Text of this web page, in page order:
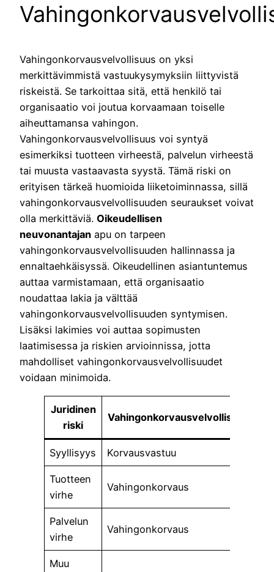
Vahingonkorvausvelvollisuus on yksi
merkittävimmistä vastuukysymyksiin liittyvistä
riskeistä. Se tarkoittaa sitä, että henkilö tai
organisaatio voi joutua korvaamaan toiselle
aiheuttamansa vahingon.
Vahingonkorvausvelvollisuus voi syntyä
esimerkiksi tuotteen virheestä, palvelun virheestä
tai muusta vastaavasta syystä. Tämä riski on
erityisen tärkeä huomioida liiketoiminnassa, sillä
vahingonkorvausvelvollisuuden seuraukset voivat
olla merkittäviä. Oikeudellisen
neuvonantajan apu on tarpeen
vahingonkorvausvelvollisuuden hallinnassa ja
ennaltaehkäisyssä. Oikeudellinen asiantuntemus
auttaa varmistamaan, että organisaatio
noudattaa lakia ja välttää
vahingonkorvausvelvollisuuden syntymisen.
Lisäksi lakimies voi auttaa sopimusten
laatimisessa ja riskien arvioinnissa, jotta
mahdolliset vahingonkorvausvelvollisuudet
voidaan minimoida.
Juridinen
riski
Vahingonkorvausvelvollisuus
Syyllisyys Korvausvastuu
Tuotteen
virhe
Vahingonkorvaus
Palvelun
virhe
Vahingonkorvaus
Muu